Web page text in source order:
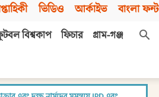
ভিডিও আর্কাইভ বাংলা ফন্ট
বিশ্বকাপ ফিচার
গ্রাম-গঞ্জ